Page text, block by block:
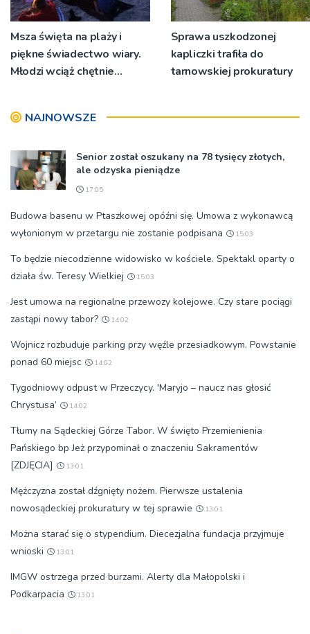
Msza święta na plaży i
piękne świadectwo wiary.
Młodzi wciąż chętnie
Sprawa uszkodzonej
kapliczki trafiła do
tarnowskiej prokuratury
NAJNOWSZE
Senior został oszukany na 78 tysięcy złotych,
ale odzyska pieniądze
17:05
Budowa basenu w Ptaszkowej opóźni się. Umowa z wykonawcą
wyłonionym w przetargu nie zostanie podpisana
15:03
To będzie niecodzienne widowisko w kościele. Spektakl oparty o
działa św. Teresy Wielkiej
15:03
Jest umowa na regionalne przewozy kolejowe. Czy stare pociągi
zastąpi nowy tabor?
14:02
Wojnicz rozbuduje parking przy węźle przesiadkowym. Powstanie
ponad 60 miejsc
14:02
Tygodniowy odpust w Przeczycy. 'Maryjo – naucz nas głosić
Chrystusa’
14:02
Tłumy na Sądeckiej Górze Tabor. W święto Przemienienia
Pańskiego bp Jeż przypominał o znaczeniu Sakramentów
[ZDJĘCIA]
13:01
Mężczyzna został dźgnięty nożem. Pierwsze ustalenia
nowosądeckiej prokuratury w tej sprawie
13:01
Można starać się o stypendium. Diecezjalna fundacja przyjmuje
wnioski
13:01
IMGW ostrzega przed burzami. Alerty dla Małopolski i
Podkarpacia
13:01